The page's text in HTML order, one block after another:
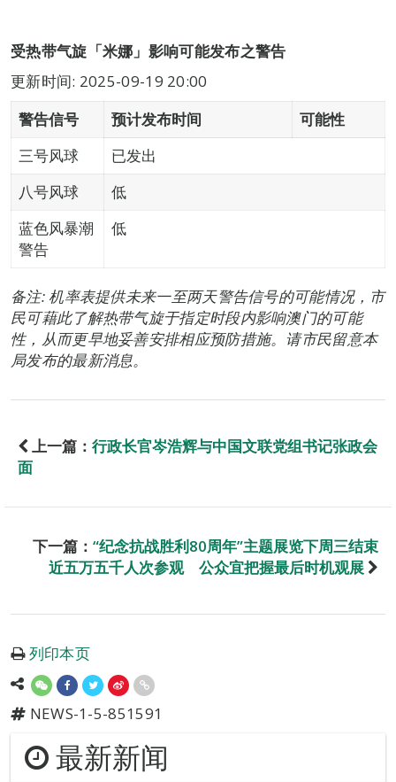
受热带气旋「米娜」影响可能发布之警告
更新时间: 2025-09-19 20:00
警告信号
预计发布时间
可能性
三号风球
已发出
八号风球
低
蓝色风暴潮
警告
低
备注: 机率表提供未来一至两天警告信号的可能情况，市
民可藉此了解热带气旋于指定时段内影响澳门的可能
性，从而更早地妥善安排相应预防措施。请市民留意本
局发布的最新消息。
上一篇： 行政长官岑浩辉与中国文联党组书记张政会
面
下一篇： “纪念抗战胜利80周年”主题展览下周三结束
近五万五千人次参观 公众宜把握最后时机观展
列印本页
NEWS-1-5-851591
最新新闻